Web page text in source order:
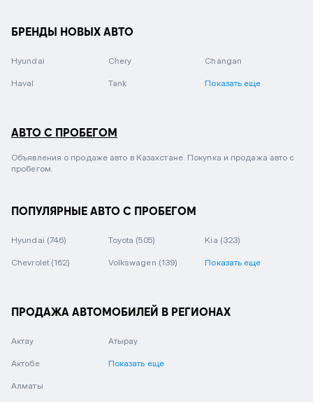
БРЕНДЫ НОВЫХ АВТО
Hyundai Chery Changan
Haval Tank Показать еще
АВТО С ПРОБЕГОМ
Объявления о продаже авто в Казахстане. Покупка и продажа авто с
пробегом.
ПОПУЛЯРНЫЕ АВТО С ПРОБЕГОМ
Hyundai (746) Toyota (505) Kia (323)
Chevrolet (162) Volkswagen (139) Показать еще
ПРОДАЖА АВТОМОБИЛЕЙ В РЕГИОНАХ
Актау
Актобе
Алматы
Атырау
Показать еще